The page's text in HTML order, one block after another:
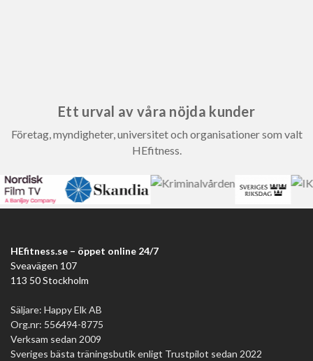
Ett urval av våra nöjda kunder
Företag, myndigheter, universitet och organisationer som valt
HEfitness.
HEfitness.se – öppet online 24/7
Sveavägen 107
113 50 Stockholm
Säljare: Happy Elk AB
Org.nr: 556494-8775
Verksam sedan 2009
Sveriges bästa träningsbutik enligt Trustpilot sedan 2022